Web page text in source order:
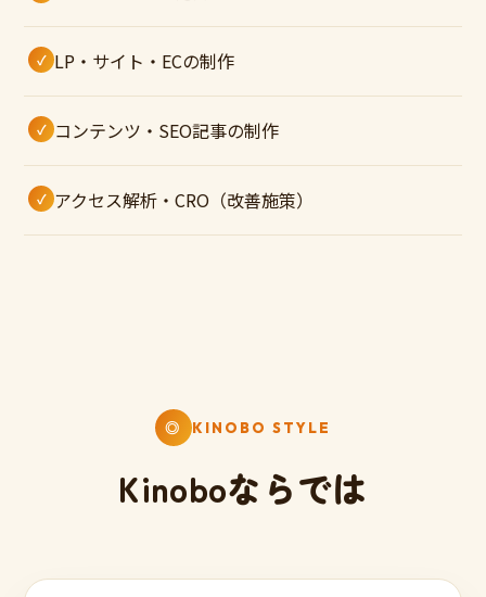
LP・サイト・ECの制作
コンテンツ・SEO記事の制作
アクセス解析・CRO（改善施策）
◎ KINOBO STYLE
Kinoboならでは